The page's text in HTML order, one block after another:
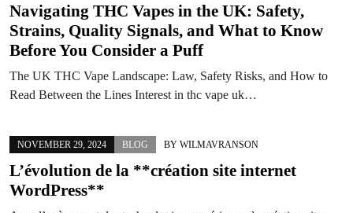
Navigating THC Vapes in the UK: Safety,
Strains, Quality Signals, and What to Know
Before You Consider a Puff
The UK THC Vape Landscape: Law, Safety Risks, and How to
Read Between the Lines Interest in thc vape uk…
NOVEMBER 29, 2024 BLOG BY WILMAVRANSON
L’évolution de la **création site internet
WordPress**